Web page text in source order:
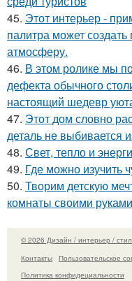
45. Этот интерьер -
палитра может
атмосферу.
46. В этом ролике мы
дефекта обычного
настоящий шедевр
47. Этот дом словно
деталь не выбивается
48. Свет, тепло и
49. Где можно изучить
50. Творим детскую
комнаты своими руками
© 2026 Дизайн / интерьер /
Контакты
Пользовательское
Политика конфидециальности